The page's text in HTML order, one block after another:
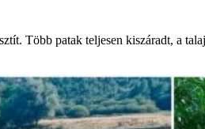
Több patak teljesen kiszáradt, a